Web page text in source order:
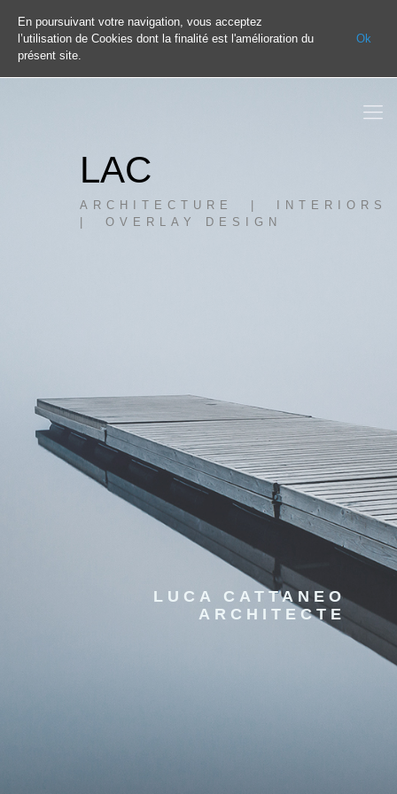
LAC
ARCHITECTURE | INTERIORS
| OVERLAY DESIGN
LUCA CATTANEO
ARCHITECTE
En poursuivant votre navigation, vous acceptez
l’utilisation de Cookies dont la finalité est l'amélioration du
présent site.
Ok